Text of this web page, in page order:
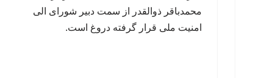
محمدباقر ذوالقدر از سمت دبیر شورای الی
امنیت ملی قرار گرفته دروغ است.